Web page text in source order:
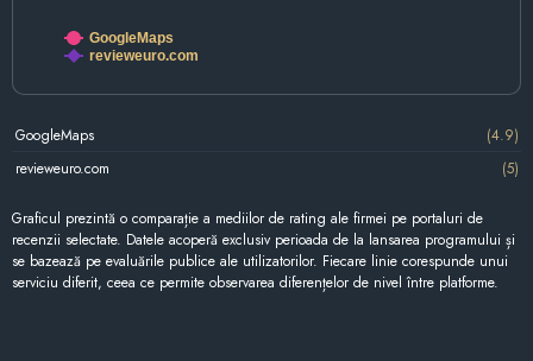
GoogleMaps
revieweuro.com
GoogleMaps
(4.9)
revieweuro.com
(5)
Graficul prezintă o comparație a mediilor de rating ale firmei pe portaluri de
recenzii selectate. Datele acoperă exclusiv perioada de la lansarea programului și
se bazează pe evaluările publice ale utilizatorilor. Fiecare linie corespunde unui
serviciu diferit, ceea ce permite observarea diferențelor de nivel între platforme.